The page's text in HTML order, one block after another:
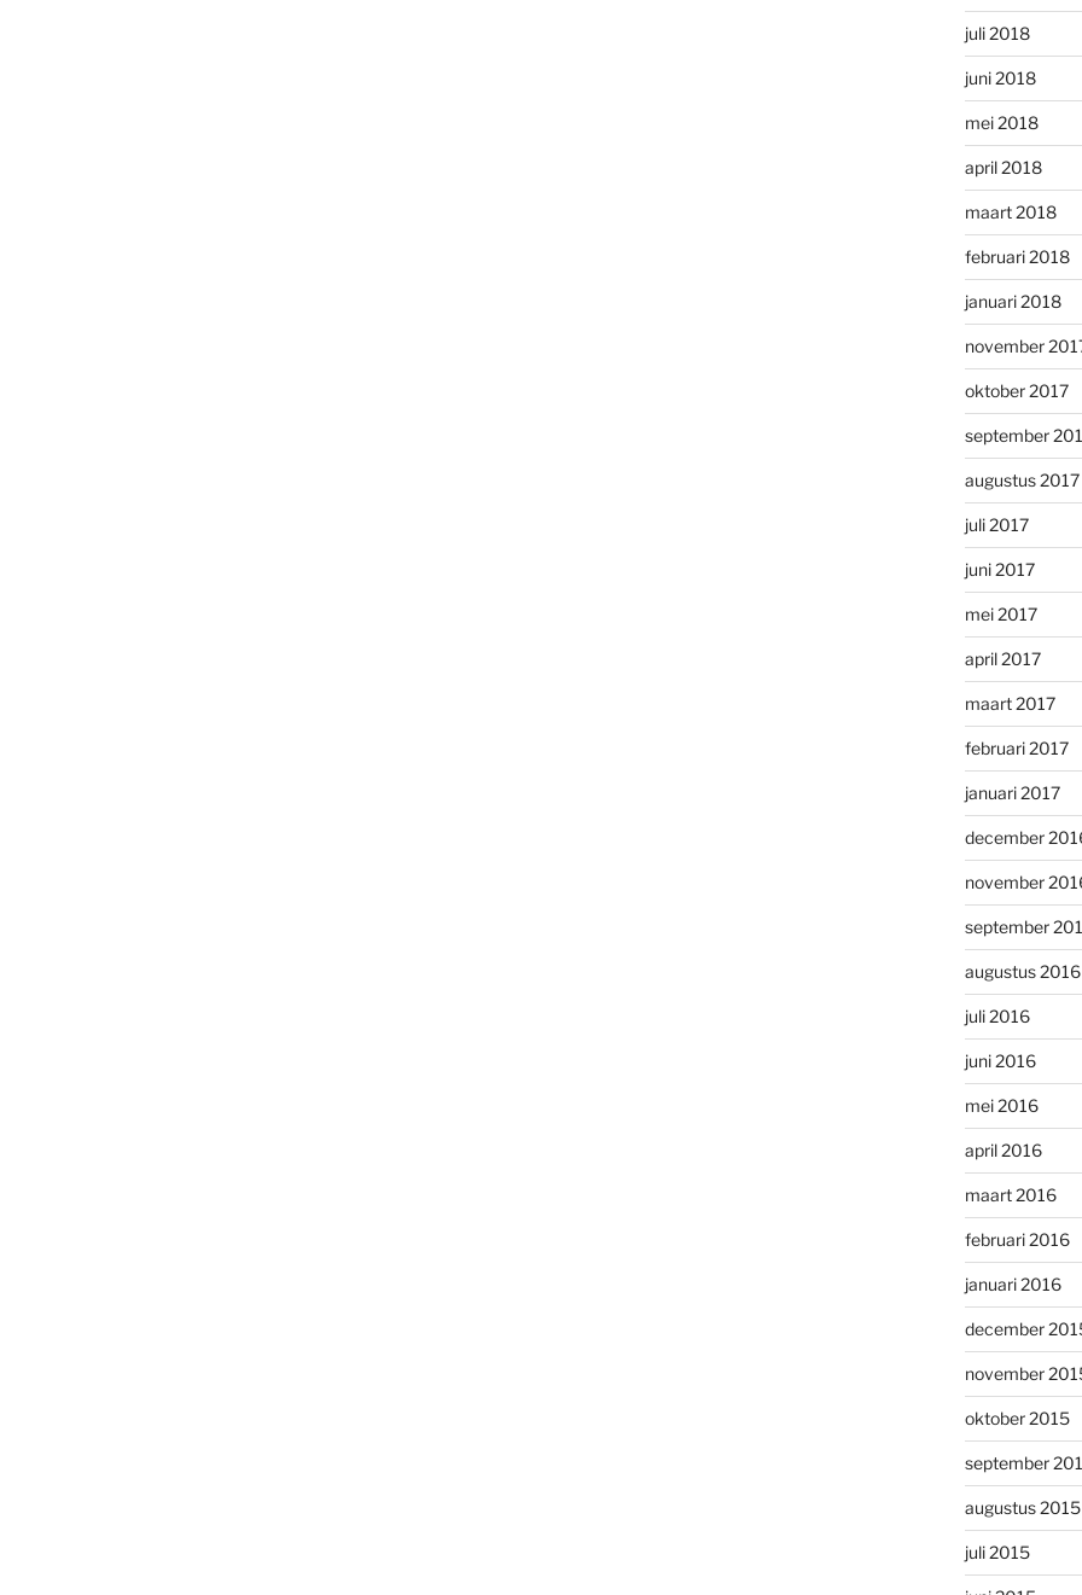
juli 2018
juni 2018
mei 2018
april 2018
maart 2018
februari 2018
januari 2018
november
oktober 2017
september
augustus 2017
juli 2017
juni 2017
mei 2017
april 2017
maart 2017
februari 2017
januari 2017
december
november
september
augustus 2016
juli 2016
juni 2016
mei 2016
april 2016
maart 2016
februari 2016
januari 2016
december
november
oktober 2015
september
augustus 2015
juli 2015